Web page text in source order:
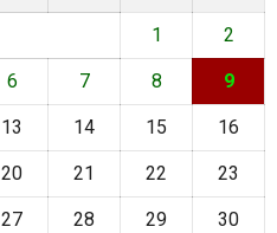
1 2
6 7 8 9
13 14 15 16
20 21 22 23
27 28 29 30